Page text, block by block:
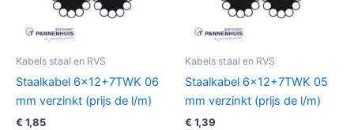
Kabels staal en RVS
Staalkabel 6×12+7TWK 06
mm verzinkt (prijs de l/m)
€ 1,85
Kabels staal en RVS
Staalkabel 6×12+7TWK 05
mm verzinkt (prijs de l/m)
€ 1,39